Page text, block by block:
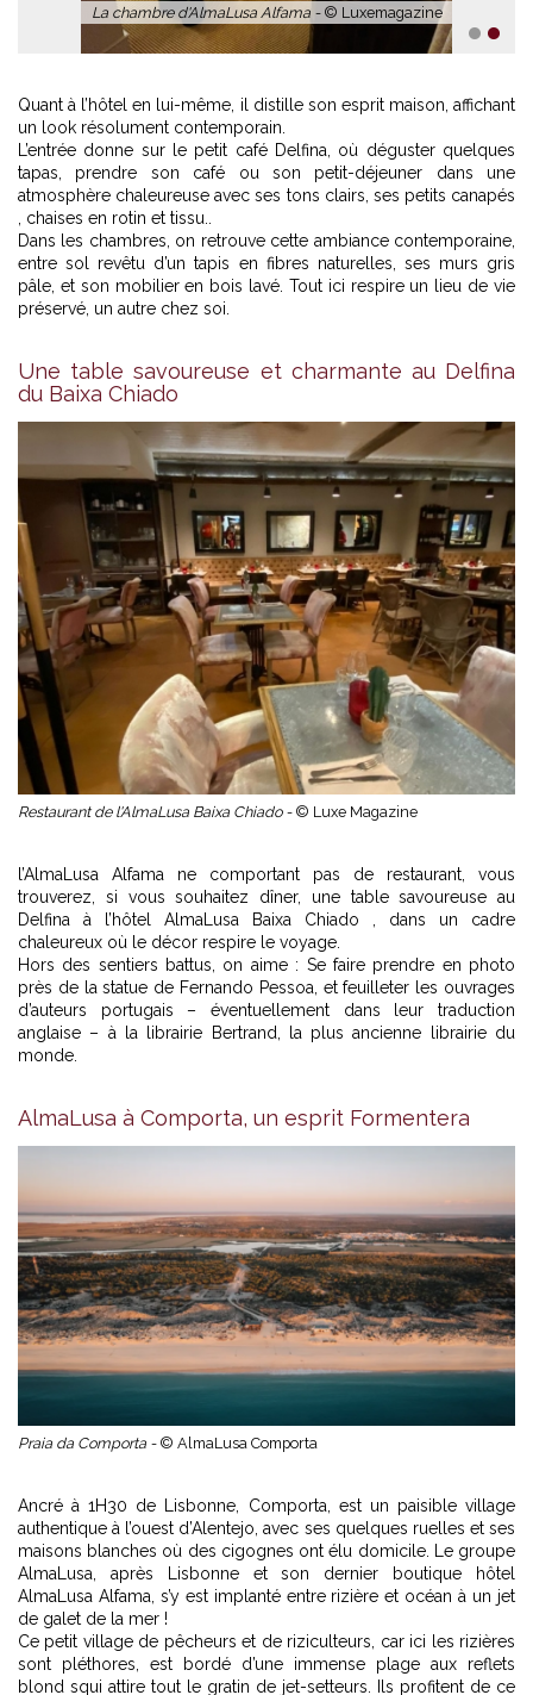
Quant à l’hôtel en lui-même, il distille son esprit maison, affichant
un look résolument contemporain.
L’entrée donne sur le petit café Delfina, où déguster quelques
tapas, prendre son café ou son petit-déjeuner dans une
atmosphère chaleureuse avec ses tons clairs, ses petits canapés
, chaises en rotin et tissu..
Dans les chambres, on retrouve cette ambiance contemporaine,
entre sol revêtu d’un tapis en fibres naturelles, ses murs gris
pâle, et son mobilier en bois lavé. Tout ici respire un lieu de vie
préservé, un autre chez soi.
Une table savoureuse et charmante au Delfina
du Baixa Chiado
Restaurant de l'AlmaLusa Baixa Chiado - © Luxe Magazine
l’AlmaLusa Alfama ne comportant pas de restaurant, vous
trouverez, si vous souhaitez dîner, une table savoureuse au
Delfina à l’hôtel AlmaLusa Baixa Chiado , dans un cadre
chaleureux où le décor respire le voyage.
Hors des sentiers battus, on aime : Se faire prendre en photo
près de la statue de Fernando Pessoa, et feuilleter les ouvrages
d’auteurs portugais – éventuellement dans leur traduction
anglaise – à la librairie Bertrand, la plus ancienne librairie du
monde.
AlmaLusa à Comporta, un esprit Formentera
Praia da Comporta - © AlmaLusa Comporta
Ancré à 1H30 de Lisbonne, Comporta, est un paisible village
authentique à l’ouest d’Alentejo, avec ses quelques ruelles et ses
maisons blanches où des cigognes ont élu domicile. Le groupe
AlmaLusa, après Lisbonne et son dernier boutique hôtel
AlmaLusa Alfama, s’y est implanté entre rizière et océan à un jet
de galet de la mer !
Ce petit village de pêcheurs et de riziculteurs, car ici les rizières
sont pléthores, est bordé d’une immense plage aux reflets
blond squi attire tout le gratin de jet-setteurs. Ils profitent de ce